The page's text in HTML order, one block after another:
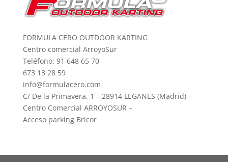
FORMULA CERO OUTDOOR KARTING
Centro comercial ArroyoSur
Teléfono: 91 648 65 70
673 13 28 59
info@formulacero.com
C/ De la Primavera, 1 – 28914 LEGANES (Madrid) –
Centro Comercial ARROYOSUR –
Acceso parking Bricor